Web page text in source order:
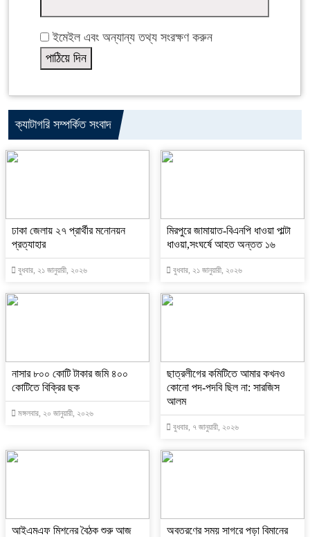
ইমেইল এবং অন্যান্য তথ্য সংরক্ষণ করুন
ক্যাটাগরি সম্পর্কিত সংবাদ
ঢাকা জেলায় ২৭ প্রার্থীর মনোনয়ন
প্রত্যাহার
বুধবার, ২১ জানুয়ারী, ২০২৬
মিরপুরে জামায়াত-বিএনপি ধাওয়া পাল্টা
ধাওয়া,সংঘর্ষে আহত অন্তত ১৬
বুধবার, ২১ জানুয়ারী, ২০২৬
নাসার ৮০০ কোটি টাকার জমি ৪০০
কোটিতে বিক্রির ছক
মঙ্গলবার, ২০ জানুয়ারী, ২০২৬
ছাত্রলীগের কমিটিতে আমার কখনও
কোনো পদ-পদবি ছিল না: সারজিস
আলম
বুধবার, ৭ জানুয়ারী, ২০২৬
আইএমএফ মিশনের বৈঠক শুরু আজ
অবতরণের সময় সাগরে পড়া বিমানের